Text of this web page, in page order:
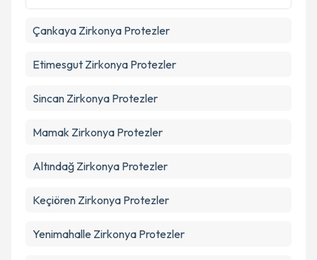
Çankaya Zirkonya Protezler
Etimesgut Zirkonya Protezler
Sincan Zirkonya Protezler
Mamak Zirkonya Protezler
Altındağ Zirkonya Protezler
Keçiören Zirkonya Protezler
Yenimahalle Zirkonya Protezler